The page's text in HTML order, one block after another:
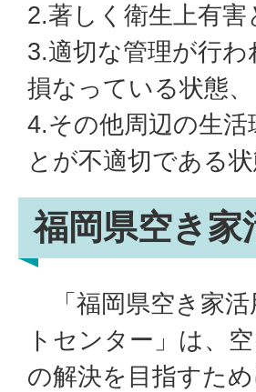
2.著しく衛生上有
3.適切な管理が行
損なっている状態、
4.その他周辺の生
とが不適切である
福岡県空き家
「福岡県空き家活
トセンター」は、
の解決を目指すた